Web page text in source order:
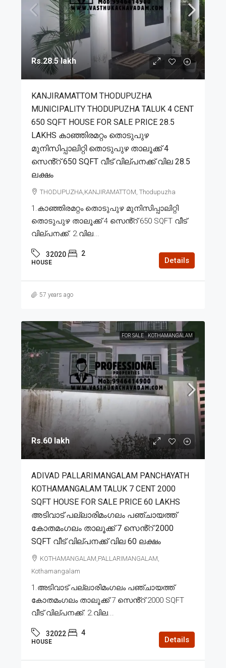
Rs.28.5 lakh
KANJIRAMATTOM THODUPUZHA
MUNICIPALITY THODUPUZHA TALUK 4 CENT
650 SQFT HOUSE FOR SALE PRICE 28.5
LAKHS കാഞ്ഞിരമറ്റം തൊടുപുഴ
മുനിസിപ്പാലിറ്റി തൊടുപുഴ താലൂക്ക് 4
സെൻ്റ് 650 SQFT വീട് വില്പനക്ക് വില 28.5
ലക്ഷം
THODUPUZHA,KANJIRAMATTOM, Thodupuzha
1.കാഞ്ഞിരമറ്റം തൊടുപുഴ മുനിസിപ്പാലിറ്റി
തൊടുപുഴ താലൂക്ക് 4 സെൻ്റ് 650 SQFT വീട്
വില്പനക്ക്. 2.വില...
32020 2
HOUSE Details
57 years ago
FOR SALE KOTHAMANGALAM
Rs.60 lakh
ADIVAD PALLARIMANGALAM PANCHAYATH
KOTHAMANGALAM TALUK 7 CENT 2000
SQFT HOUSE FOR SALE PRICE 60 LAKHS
അടിവാട് പല്ലാരിമംഗലം പഞ്ചായത്ത്
കോതമംഗലം താലൂക്ക് 7 സെൻ്റ് 2000
SQFT വീട് വില്പനക്ക് വില 60 ലക്ഷം
KOTHAMANGALAM,PALLARIMANGALAM,
Kothamangalam
1.അടിവാട് പല്ലാരിമംഗലം പഞ്ചായത്ത്
കോതമംഗലം താലൂക്ക് 7 സെൻ്റ് 2000 SQFT
വീട് വില്പനക്ക്. 2.വില...
32022 4
HOUSE Details